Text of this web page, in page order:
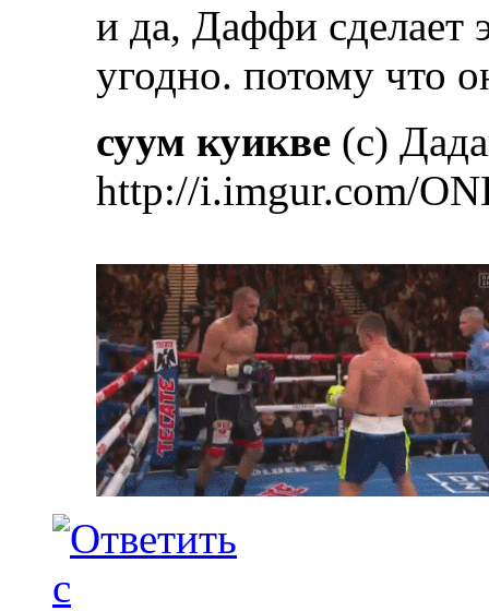
и да, Даффи сделает
угодно. потому что
суум куикве (с)
http://i.imgur.com/